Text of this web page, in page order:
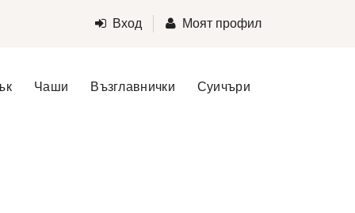
Вход Моят профил
Чаши Възглавнички Суичъри